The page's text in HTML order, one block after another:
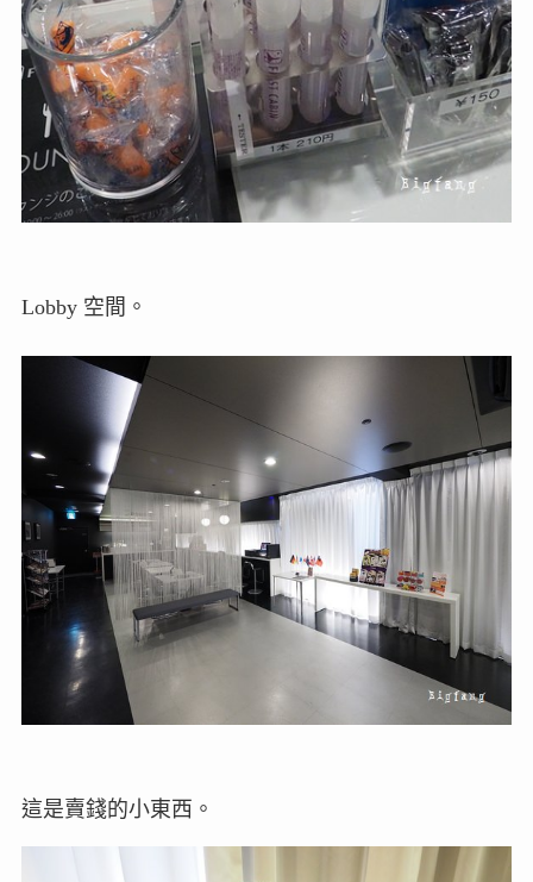
Lobby 空間。
這是賣錢的小東西。